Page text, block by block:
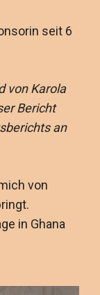
seit 6
von Karola
Bericht
an
von
in Ghana